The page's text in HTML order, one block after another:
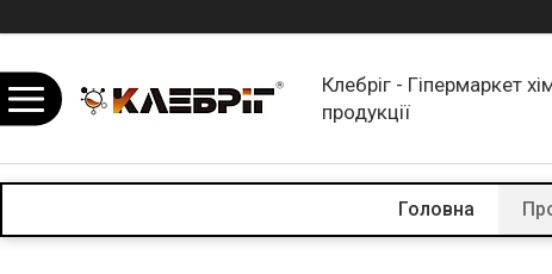
Клебріг - Гіпермаркет
продукції
Головна